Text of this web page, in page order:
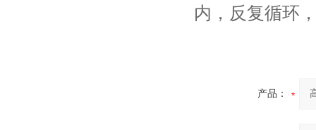
内，反复循环
产品：